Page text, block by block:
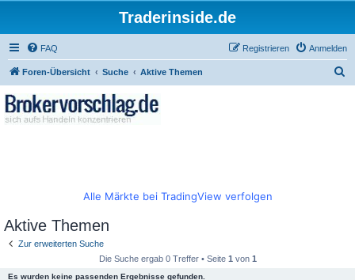
Traderinside.de
FAQ Anmelden
Registrieren
Foren-Übersicht Suche Aktive Themen
Alle Märkte bei TradingView verfolgen
Aktive Themen
Zur erweiterten Suche
Die Suche ergab 0 Treffer • Seite 1 von 1
Es wurden keine passenden Ergebnisse gefunden.